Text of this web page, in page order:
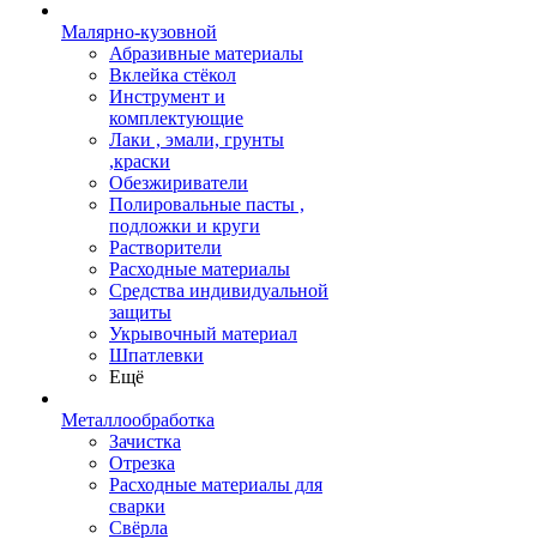
Малярно-кузовной
Абразивные материалы
Вклейка стёкол
Инструмент и
комплектующие
Лаки , эмали, грунты
,краски
Обезжириватели
Полировальные пасты ,
подложки и круги
Растворители
Расходные материалы
Средства индивидуальной
защиты
Укрывочный материал
Шпатлевки
Ещё
Металлообработка
Зачистка
Отрезка
Расходные материалы для
сварки
Свёрла